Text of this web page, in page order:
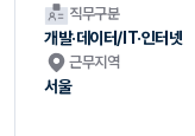
직무구분
개발·데이터/IT·인터넷
근무지역
서울